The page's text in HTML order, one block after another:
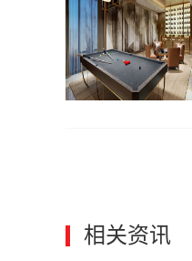
相关资讯